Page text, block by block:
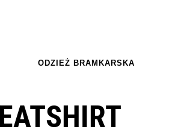
ODZIEŻ BRAMKARSKA